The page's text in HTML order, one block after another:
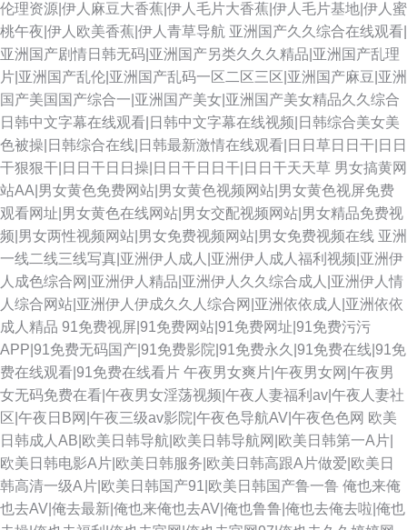
伦理资源|伊人麻豆大香蕉|伊人毛片大香蕉|伊人毛片基地|伊人蜜
桃午夜|伊人欧美香蕉|伊人青草导航 亚洲国产久久综合在线观看|
亚洲国产剧情日韩无码|亚洲国产另类久久久精品|亚洲国产乱理
片|亚洲国产乱伦|亚洲国产乱码一区二区三区|亚洲国产麻豆|亚洲
国产美国国产综合一|亚洲国产美女|亚洲国产美女精品久久综合
日韩中文字幕在线观看|日韩中文字幕在线视频|日韩综合美女美
色被操|日韩综合在线|日韩最新激情在线观看|日日草日日干|日日
干狠狠干|日日干日日操|日日干日日干|日日干天天草 男女搞黄网
站AA|男女黄色免费网站|男女黄色视频网站|男女黄色视屏免费
观看网址|男女黄色在线网站|男女交配视频网站|男女精品免费视
频|男女两性视频网站|男女免费视频网站|男女免费视频在线 亚洲
一线二线三线写真|亚洲伊人成人|亚洲伊人成人福利视频|亚洲伊
人成色综合网|亚洲伊人精品|亚洲伊人久久综合成人|亚洲伊人情
人综合网站|亚洲伊人伊成久久人综合网|亚洲依依成人|亚洲依依
成人精品 91免费视屏|91免费网站|91免费网址|91免费污污
APP|91免费无码国产|91免费影院|91免费永久|91免费在线|91免
费在线观看|91免费在线看片 午夜男女爽片|午夜男女网|午夜男
女无码免费在看|午夜男女淫荡视频|午夜人妻福利av|午夜人妻社
区|午夜日B网|午夜三级av影院|午夜色导航AV|午夜色色网 欧美
日韩成人AB|欧美日韩导航|欧美日韩导航网|欧美日韩第一A片|
欧美日韩电影A片|欧美日韩服务|欧美日韩高跟A片做爱|欧美日
韩高清一级A片|欧美日韩国产91|欧美日韩国产鲁一鲁 俺也来俺
也去AV|俺去最新|俺也来俺也去AV|俺也鲁鲁|俺也去俺去啦|俺也